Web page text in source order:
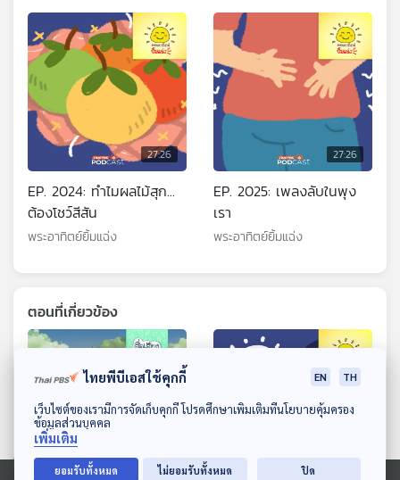
ดาวน์โหลด Thai PBS Podcast Application
27:26
EP. 2024: ทำไมผลไม้สุก...
ต้องโชว์สีสัน
พระอาทิตย์ยิ้มแฉ่ง
27:26
EP. 2025: เพลงลับในพุง
เรา
พระอาทิตย์ยิ้มแฉ่ง
ตอนที่เกี่ยวข้อง
27:26
ไทยพีบีเอสใช้คุกกี้ EN TH
เว็บไซต์ของเรามีการจัดเก็บคุกกี้ โปรดศึกษาเพิ่มเติมที่นโยบายคุ้มครอง
ข้อมูลส่วนบุคคล
เพิ่มเติม
ยอมรับทั้งหมด ไม่ยอมรับทั้งหมด ปิด